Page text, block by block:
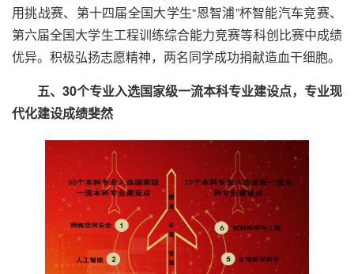
用挑战赛、第十四届全国大学生“恩智浦”杯智能汽车竞赛、
第六届全国大学生工程训练综合能力竞赛等科创比赛中成绩
优异。积极弘扬志愿精神，两名同学成功捐献造血干细胞。
五、30个专业入选国家级一流本科专业建设点，专业现
代化建设成绩斐然